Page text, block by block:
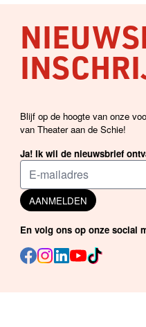
Blijf op de hoogte van onze
van Theater aan de Schie!
Ja! Ik wil de nieuwsbrief
AANMELDEN
En volg ons op onze social